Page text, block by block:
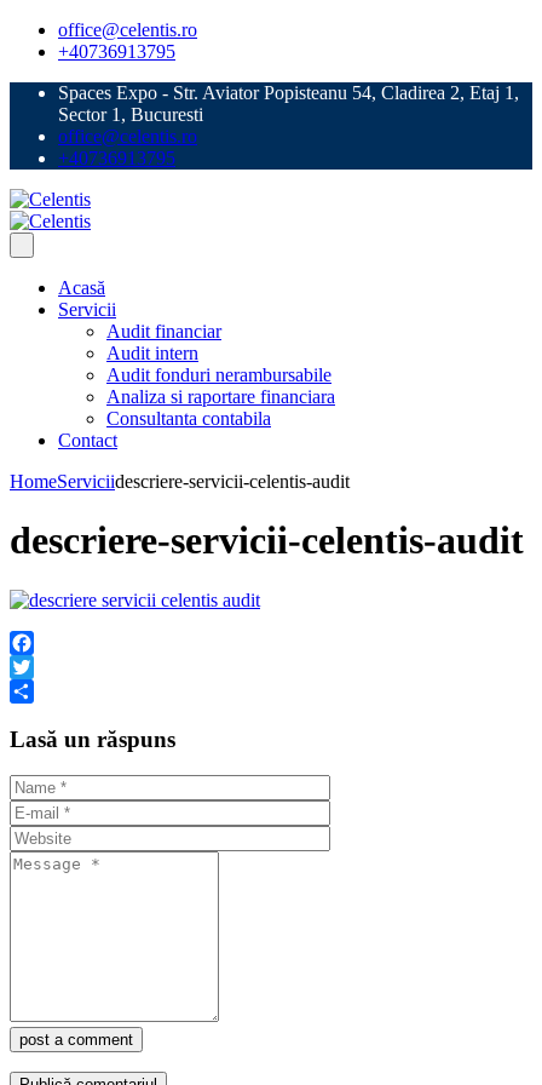
office@celentis.ro
+40736913795
Spaces Expo - Str. Aviator Popisteanu 54, Cladirea 2, Etaj 1,
Sector 1, Bucuresti
office@celentis.ro
+40736913795
Acasă
Servicii
Audit financiar
Audit intern
Audit fonduri nerambursabile
Analiza si raportare financiara
Consultanta contabila
Contact
HomeServiciidescriere-servicii-celentis-audit
descriere-servicii-celentis-audit
Facebook
Twitter
Lasă un răspuns
post a comment